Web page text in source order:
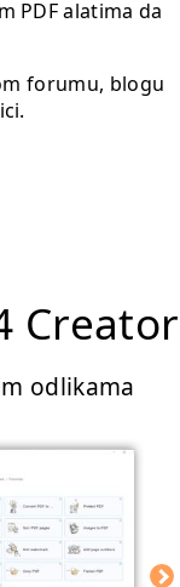
PDF alatima da
forumu, blogu
Creator
odlikama